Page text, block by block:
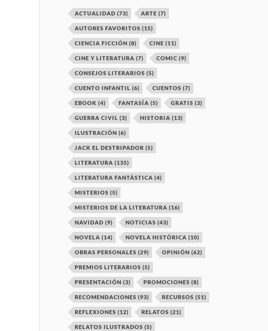
ACTUALIDAD (73) ARTE (7)
AUTORES FAVORITOS (15)
CIENCIA FICCIÓN (8) CINE (11)
CINE Y LITERATURA (7) COMIC (9)
CONSEJOS LITERARIOS (5)
CUENTO INFANTIL (6) CUENTOS (7)
EBOOK (4) FANTASÍA (5) GRATIS (3)
GUERRA CIVIL (3) HISTORIA (13)
ILUSTRACIÓN (6)
JACK EL DESTRIPADOR (5)
LITERATURA (135)
LITERATURA FANTÁSTICA (4)
MISTERIOS (5)
MISTERIOS DE LA LITERATURA (16)
NAVIDAD (9) NOTICIAS (43)
NOVELA (14) NOVELA HISTÓRICA (10)
OBRAS PERSONALES (29) OPINIÓN (62)
PREMIOS LITERARIOS (5)
PRESENTACIÓN (3) PROMOCIONES (8)
RECOMENDACIONES (93) RECURSOS (51)
REFLEXIONES (12) RELATOS (21)
RELATOS ILUSTRADOS (5)